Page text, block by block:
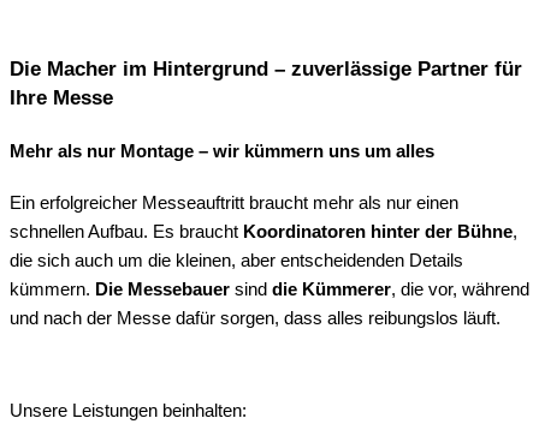
Die Macher im Hintergrund – zuverlässige Partner für
Ihre Messe
Mehr als nur Montage – wir kümmern uns um alles
Ein erfolgreicher Messeauftritt braucht mehr als nur einen
schnellen Aufbau. Es braucht Koordinatoren hinter der Bühne,
die sich auch um die kleinen, aber entscheidenden Details
kümmern. Die Messebauer sind die Kümmerer, die vor, während
und nach der Messe dafür sorgen, dass alles reibungslos läuft.
Unsere Leistungen beinhalten: